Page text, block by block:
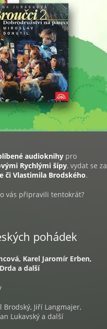
audioknihy pro
Rychlými šípy, vydat se za
či Vlastimila Brodského.
vás připravili tentokrát?
pohádek
Karel Jaromír Erben,
a další
Brodský, Jiří Langmajer,
Lukavský a další